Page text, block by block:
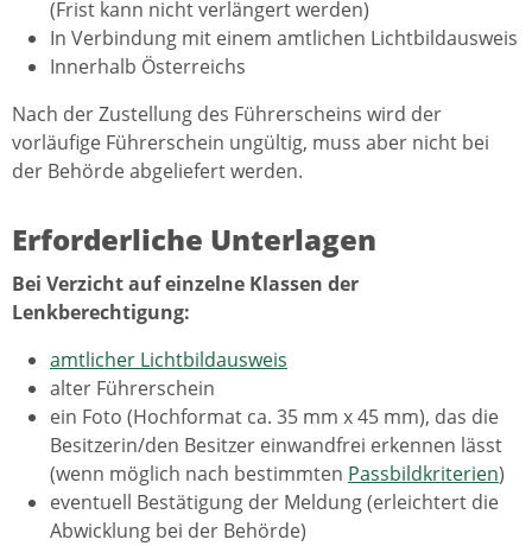
(Frist kann nicht verlängert werden)
In Verbindung mit einem amtlichen Lichtbildausweis
Innerhalb Österreichs
Nach der Zustellung des Führerscheins wird der
vorläufige Führerschein ungültig, muss aber nicht bei
der Behörde abgeliefert werden.
Erforderliche Unterlagen
Bei Verzicht auf einzelne Klassen der
Lenkberechtigung:
amtlicher Lichtbildausweis
alter Führerschein
ein Foto (Hochformat ca. 35 mm x 45 mm), das die
Besitzerin/den Besitzer einwandfrei erkennen lässt
(wenn möglich nach bestimmten Passbildkriterien)
eventuell Bestätigung der Meldung (erleichtert die
Abwicklung bei der Behörde)